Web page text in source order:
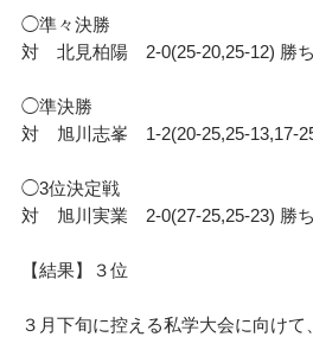
◯準々決勝
対 北見柏陽 2-0(25-20,25-12) 勝ち
◯準決勝
対 旭川志峯 1-2(20-25,25-13,17-
◯3位決定戦
対 旭川実業 2-0(27-25,25-23) 勝ち
【結果】３位
３月下旬に控える私学大会に向けて